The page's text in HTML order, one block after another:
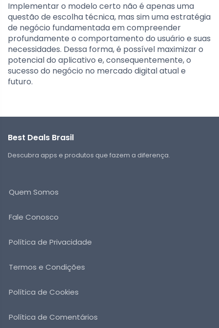
Implementar o modelo certo não é apenas uma
questão de escolha técnica, mas sim uma estratégia
de negócio fundamentada em compreender
profundamente o comportamento do usuário e suas
necessidades. Dessa forma, é possível maximizar o
potencial do aplicativo e, consequentemente, o
sucesso do negócio no mercado digital atual e
futuro.
Best Deals Brasil
Descubra apps e produtos que fazem a diferença.
Quem Somos
Fale Conosco
Política de Privacidade
Termos e Condições
Política de Cookies
Política de Comentários